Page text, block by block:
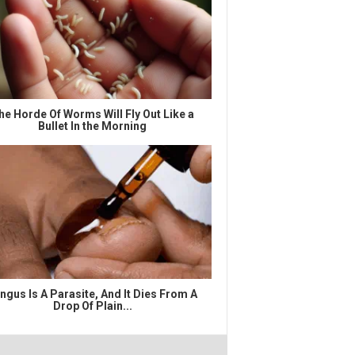
Horde Of Worms Will Fly Out Like a
Bullet In the Morning
Is A Parasite, And It Dies From A
Drop Of Plain...